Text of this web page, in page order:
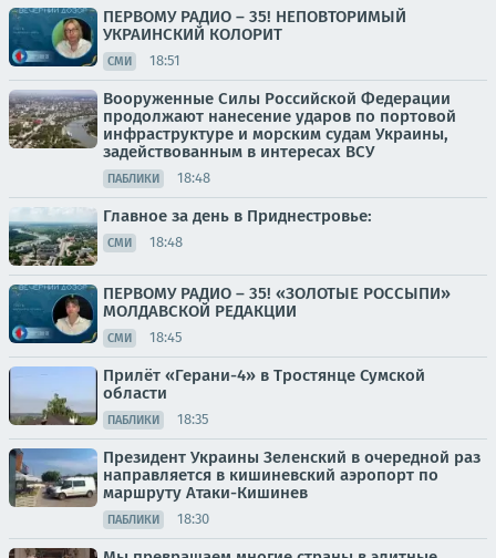
ПЕРВОМУ РАДИО – 35! НЕПОВТОРИМЫЙ
УКРАИНСКИЙ КОЛОРИТ
СМИ 18:51
Вооруженные Силы Российской Федерации
продолжают нанесение ударов по портовой
инфраструктуре и морским судам Украины,
задействованным в интересах ВСУ
ПАБЛИКИ 18:48
Главное за день в Приднестровье:
СМИ 18:48
ПЕРВОМУ РАДИО – 35! «ЗОЛОТЫЕ РОССЫПИ»
МОЛДАВСКОЙ РЕДАКЦИИ
СМИ 18:45
Прилёт «Герани-4» в Тростянце Сумской
области
ПАБЛИКИ 18:35
Президент Украины Зеленский в очередной раз
направляется в кишиневский аэропорт по
маршруту Атаки-Кишинев
ПАБЛИКИ 18:30